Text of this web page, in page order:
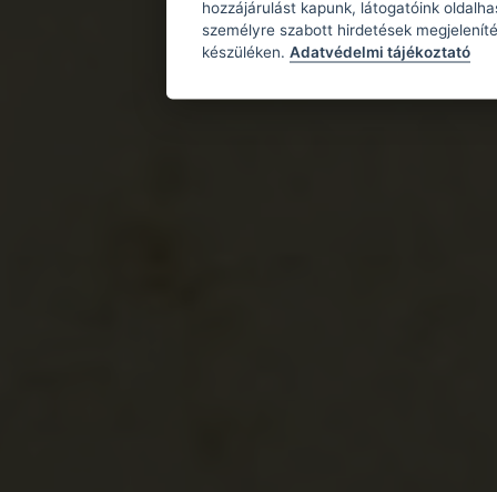
hozzájárulást kapunk, látogatóink
személyre szabott hirdetések
készüléken. Adatvédelmi tájékoztató